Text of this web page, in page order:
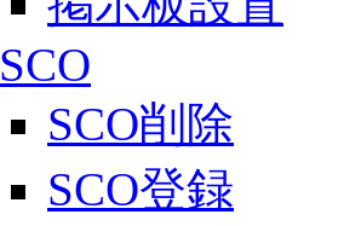
SCO
SCO削除
SCO登録